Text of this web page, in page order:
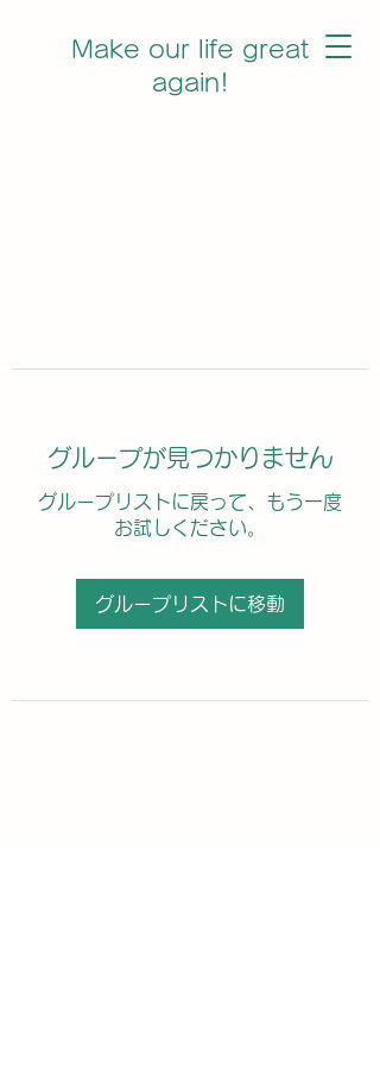
Make our life great
again!
グループが見つかりません
グループリストに戻って、もう一度
お試しください。
グループリストに移動